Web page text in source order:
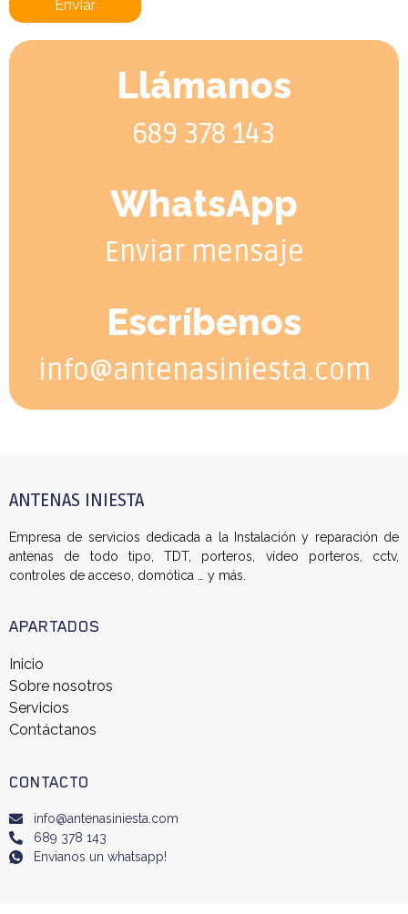
Llámanos
689 378 143
WhatsApp
Enviar mensaje
Escríbenos
info@antenasiniesta.com
ANTENAS INIESTA
Empresa de servicios dedicada a la Instalación y reparación de
antenas de todo tipo, TDT, porteros, vídeo porteros, cctv,
controles de acceso, domótica … y más.
APARTADOS
Inicio
Sobre nosotros
Servicios
Contáctanos
CONTACTO
info@antenasiniesta.com
689 378 143
Envianos un whatsapp!